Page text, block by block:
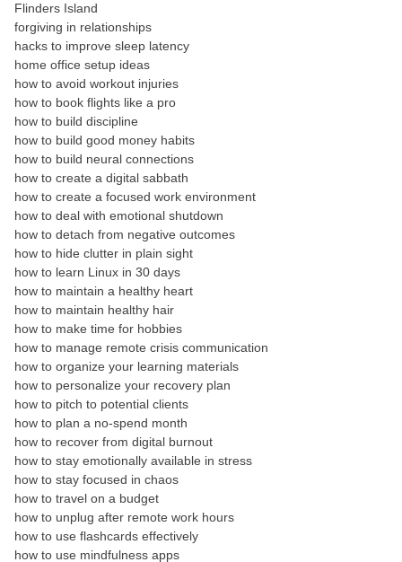
Flinders Island
forgiving in relationships
hacks to improve sleep latency
home office setup ideas
how to avoid workout injuries
how to book flights like a pro
how to build discipline
how to build good money habits
how to build neural connections
how to create a digital sabbath
how to create a focused work environment
how to deal with emotional shutdown
how to detach from negative outcomes
how to hide clutter in plain sight
how to learn Linux in 30 days
how to maintain a healthy heart
how to maintain healthy hair
how to make time for hobbies
how to manage remote crisis communication
how to organize your learning materials
how to personalize your recovery plan
how to pitch to potential clients
how to plan a no-spend month
how to recover from digital burnout
how to stay emotionally available in stress
how to stay focused in chaos
how to travel on a budget
how to unplug after remote work hours
how to use flashcards effectively
how to use mindfulness apps